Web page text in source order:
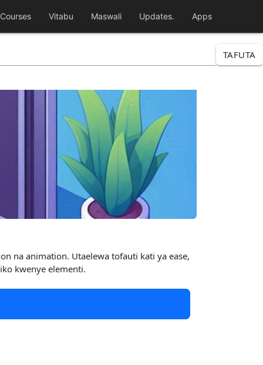
Courses Vitabu Maswali Updates. Apps
TAFUTA
na animation. Utaelewa tofauti kati ya ease,
kwenye elementi.